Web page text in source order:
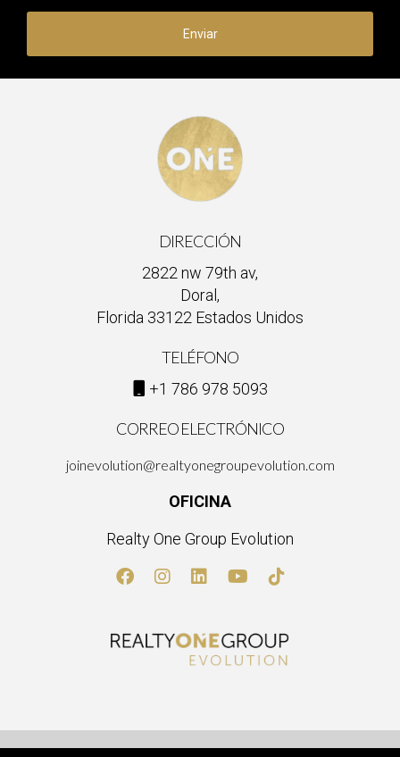
Enviar
DIRECCIÓN
2822 nw 79th av,
Doral,
Florida 33122 Estados Unidos
TELÉFONO
+1 786 978 5093
CORREO ELECTRÓNICO
joinevolution@realtyonegroupevolution.com
OFICINA
Realty One Group Evolution